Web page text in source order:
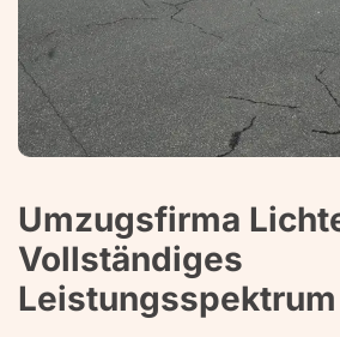
Umzugsfirma
Vollständiges
Leistungsspektrum